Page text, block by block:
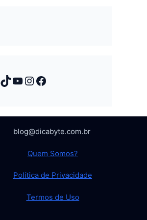
TikTok
Youtube
Instagram
Facebook
blog@dicabyte.com.br
Quem Somos?
Política de Privacidade
Termos de Uso